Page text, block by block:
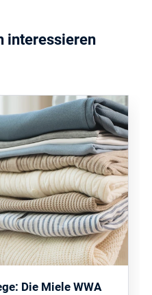
interessieren
Die Miele WWA